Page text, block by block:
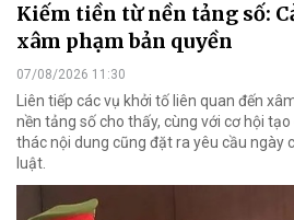
Kiếm tiền từ nền tảng số:
xâm phạm bản quyền
07/08/2026 11:30
Liên tiếp các vụ khởi tố liên quan đến
nền tảng số cho thấy, cùng với cơ hội
thác nội dung cũng đặt ra yêu cầu ngày
luật.